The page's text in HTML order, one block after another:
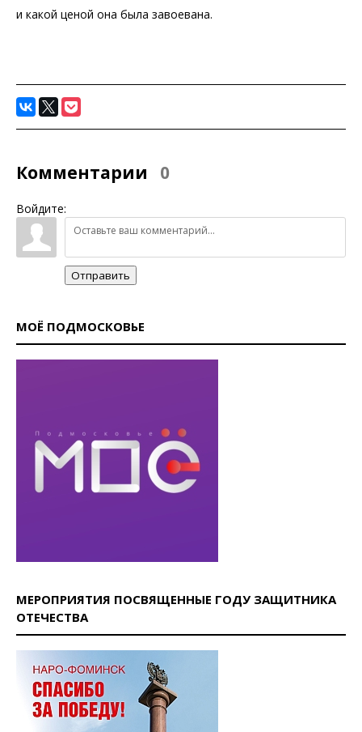
и какой ценой она была завоевана.
Комментарии 0
Войдите:
Отправить
МОЁ ПОДМОСКОВЬЕ
МЕРОПРИЯТИЯ ПОСВЯЩЕННЫЕ ГОДУ ЗАЩИТНИКА
ОТЕЧЕСТВА